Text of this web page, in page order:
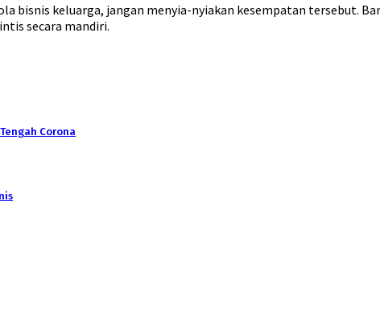
bisnis keluarga, jangan menyia-nyiakan kesempatan tersebut.
secara mandiri.
Corona